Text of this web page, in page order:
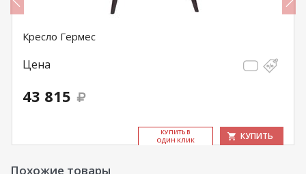
Кресло Гермес
Цена
43 815
КУ­ПИТЬ В
ОДИН КЛИК
КУПИТЬ
Похожие товары